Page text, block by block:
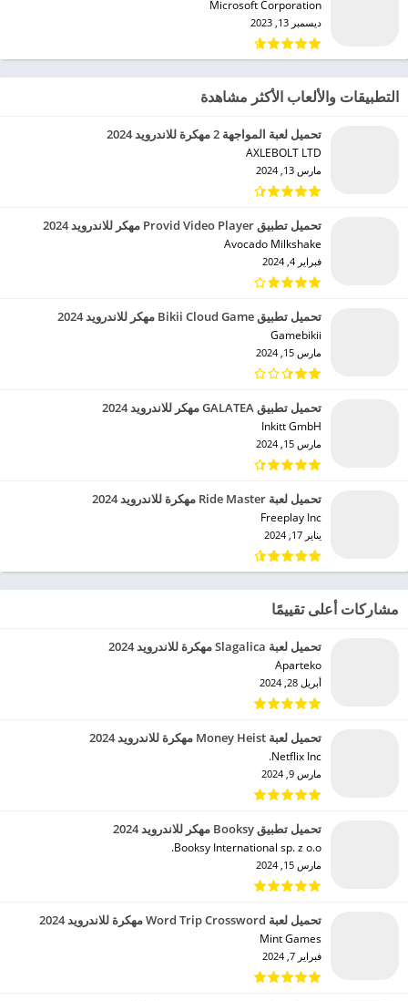
Microsoft Corporation‏
ديسمبر 13, 2023
التطبيقات والألعاب الأكثر مشاهدة
تحميل لعبة المواجهة 2 مهكرة للاندرويد 2024
AXLEBOLT LTD‏
مارس 13, 2024
تحميل تطبيق Provid Video Player مهكر للاندرويد 2024
Avocado Milkshake‏
فبراير 4, 2024
تحميل تطبيق Bikii Cloud Game مهكر للاندرويد 2024
Gamebikii‏
مارس 15, 2024
تحميل تطبيق GALATEA مهكر للاندرويد 2024
Inkitt GmbH‏
مارس 15, 2024
تحميل لعبة Ride Master مهكرة للاندرويد 2024
Freeplay Inc‏
يناير 17, 2024
مشاركات أعلى تقييمًا
تحميل لعبة Slagalica مهكرة للاندرويد 2024
Aparteko‏
أبريل 28, 2024
تحميل لعبة Money Heist مهكرة للاندرويد 2024
Netflix Inc.‏
مارس 9, 2024
تحميل تطبيق Booksy مهكر للاندرويد 2024
Booksy International sp. z o.o.‏
مارس 15, 2024
تحميل لعبة Word Trip Crossword مهكرة للاندرويد 2024
Mint Games‏
فبراير 7, 2024